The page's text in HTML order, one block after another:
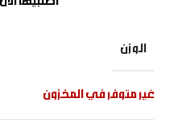
الوزن
غير متوفر في المخزون